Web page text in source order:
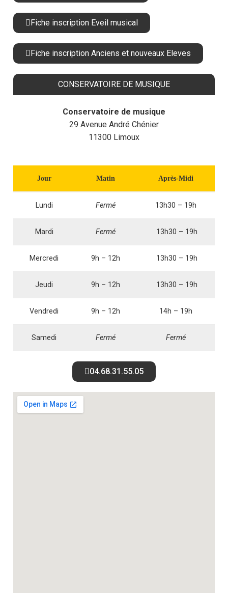
Fiche inscription Eveil musical
Fiche inscription Anciens et nouveaux Eleves
CONSERVATOIRE DE MUSIQUE
Conservatoire de musique
29 Avenue André Chénier
11300 Limoux
Jour Matin Après-Midi
Lundi Fermé 13h30 – 19h
Mardi Fermé 13h30 – 19h
Mercredi 9h – 12h 13h30 – 19h
Jeudi 9h – 12h 13h30 – 19h
Vendredi 9h – 12h 14h – 19h
Samedi Fermé Fermé
04.68.31.55.05